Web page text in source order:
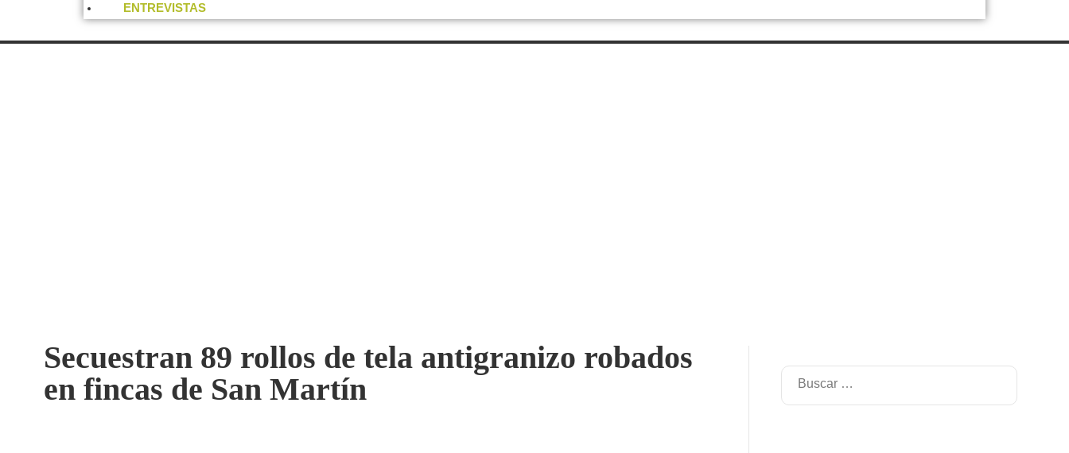
ENTREVISTAS
Secuestran 89 rollos de tela antigranizo robados
en fincas de San Martín